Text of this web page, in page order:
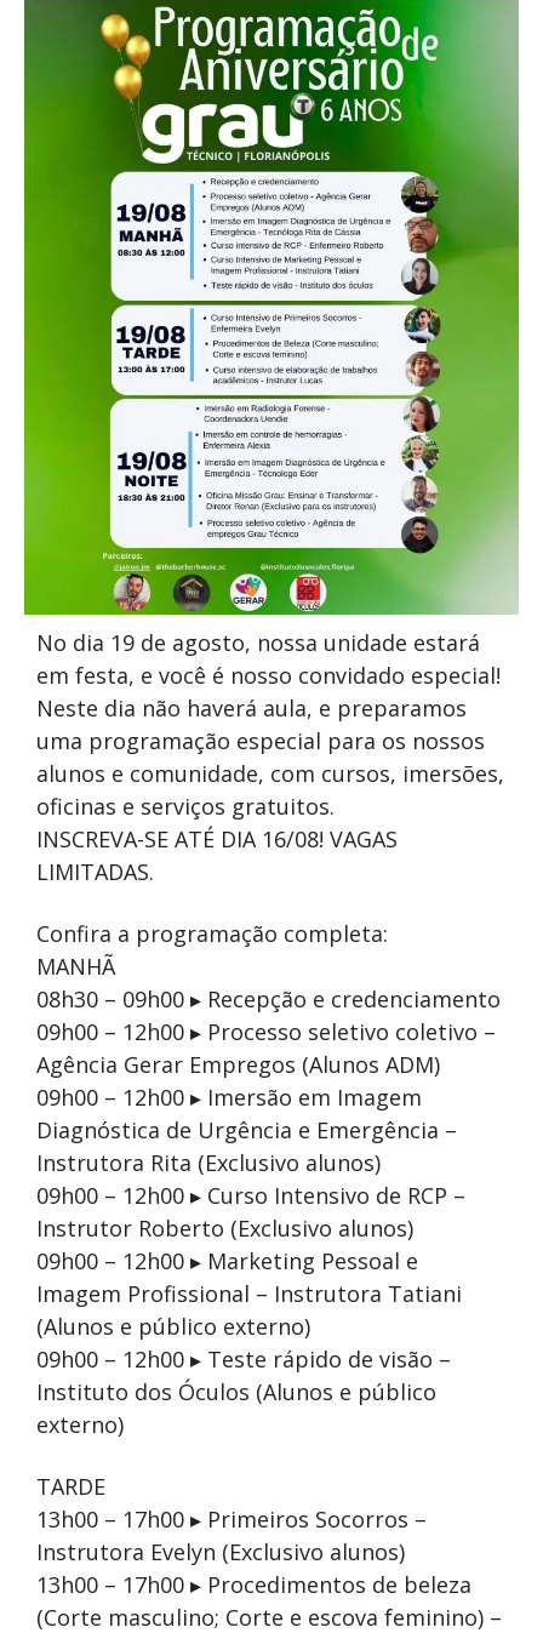
No dia 19 de agosto, nossa unidade estará
em festa, e você é nosso convidado especial!
Neste dia não haverá aula, e preparamos
uma programação especial para os nossos
alunos e comunidade, com cursos, imersões,
oficinas e serviços gratuitos.
INSCREVA-SE ATÉ DIA 16/08! VAGAS
LIMITADAS.
Confira a programação completa:
MANHÃ
08h30 – 09h00 ▸ Recepção e credenciamento
09h00 – 12h00 ▸ Processo seletivo coletivo –
Agência Gerar Empregos (Alunos ADM)
09h00 – 12h00 ▸ Imersão em Imagem
Diagnóstica de Urgência e Emergência –
Instrutora Rita (Exclusivo alunos)
09h00 – 12h00 ▸ Curso Intensivo de RCP –
Instrutor Roberto (Exclusivo alunos)
09h00 – 12h00 ▸ Marketing Pessoal e
Imagem Profissional – Instrutora Tatiani
(Alunos e público externo)
09h00 – 12h00 ▸ Teste rápido de visão –
Instituto dos Óculos (Alunos e público
externo)
TARDE
13h00 – 17h00 ▸ Primeiros Socorros –
Instrutora Evelyn (Exclusivo alunos)
13h00 – 17h00 ▸ Procedimentos de beleza
(Corte masculino; Corte e escova feminino) –